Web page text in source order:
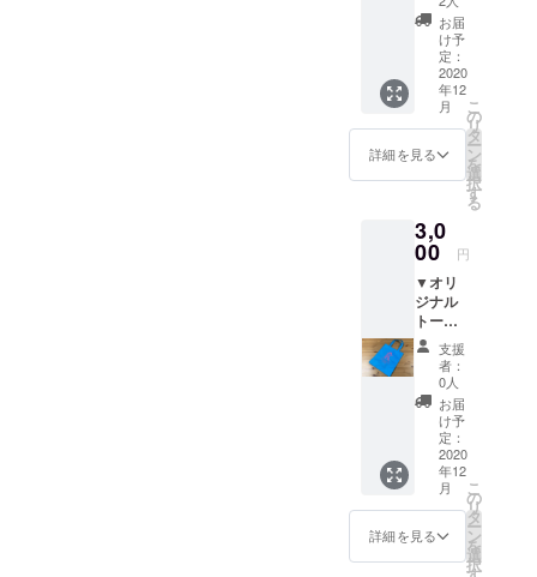
の他、チー
店、デイ
サービス、
温浴施設、
トレーラー
ハウスの宿
いては、地
域の方々を
中心に人が
集い、楽し
める癒しの
場を提供し
たいと考え
ています。
●韓国のおば
あちゃんの
家庭料理を
提供す
紙 メイ
ズムラ
ンドを
陰で支
える女
将から
の真心
込めた
手紙と
とも
イズム
ランド
のオリ
ジナル
マグ
カップ
（直径
約８
cm）を
お送り
させて
頂きま
す。
お届
け予
定：
2020
年12
月
詳細を見る
こ
の
リ
タ
ー
ン
を
選
択
す
る
3,0
00 円
▼オリ
ジナル
トート
バック
▼お礼
のお手
紙 メイ
ズムラ
ンドを
陰で支
える女
将から
の真心
込めた
手紙と
とも
支援
者：
0人
お届
け予
定：
2020
年12
月
詳細を見る
こ
の
リ
タ
ー
ン
を
選
択